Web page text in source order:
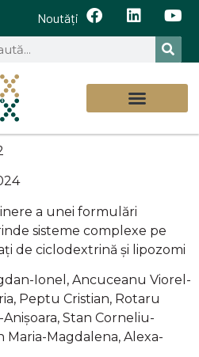
Noutăți
a unei formulări
sisteme complexe pe
de ciclodextrină și lipozomi
Ionel, Ancuceanu Viorel-
Peptu Cristian, Rotaru
Stan Corneliu-
Maria-Magdalena, Alexa-